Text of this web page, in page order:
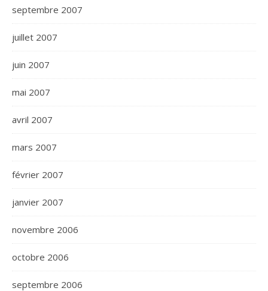
septembre 2007
juillet 2007
juin 2007
mai 2007
avril 2007
mars 2007
février 2007
janvier 2007
novembre 2006
octobre 2006
septembre 2006